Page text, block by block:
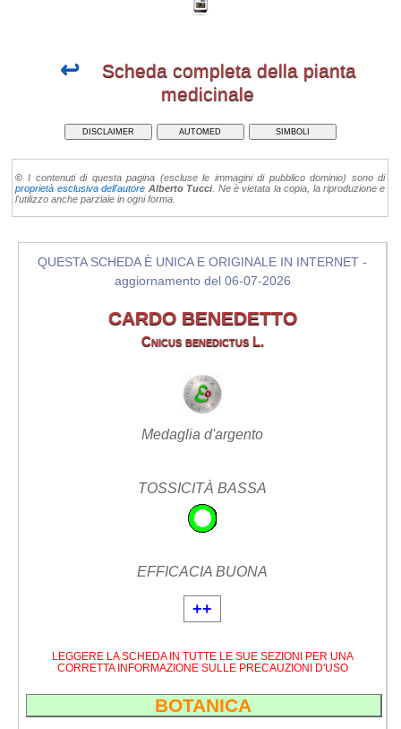
↩ Scheda completa della pianta
medicinale
DISCLAIMER AUTOMED SIMBOLI
© I contenuti di questa pagina (escluse le immagini di pubblico dominio) sono di
proprietà esclusiva dell'autore Alberto Tucci . Ne è vietata la copia, la riproduzione e
l'utilizzo anche parziale in ogni forma.
QUESTA SCHEDA È UNICA E ORIGINALE IN INTERNET -
aggiornamento del 06-07-2026
CARDO BENEDETTO
Cnicus benedictus L.
Medaglia d'argento
TOSSICITÀ BASSA
EFFICACIA BUONA
++
LEGGERE LA SCHEDA IN TUTTE LE SUE SEZIONI PER UNA
CORRETTA INFORMAZIONE SULLE PRECAUZIONI D'USO
BOTANICA